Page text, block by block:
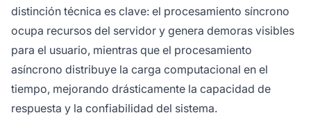
distinción técnica es clave: el procesamiento síncrono
ocupa recursos del servidor y genera demoras visibles
para el usuario, mientras que el procesamiento
asíncrono distribuye la carga computacional en el
tiempo, mejorando drásticamente la capacidad de
respuesta y la confiabilidad del sistema.